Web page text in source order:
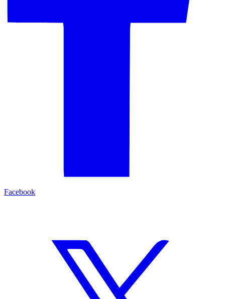
Facebook